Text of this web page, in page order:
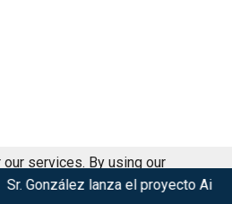
proyecto Aire De Realidad en
services. By using our
use of cookies.
Got it